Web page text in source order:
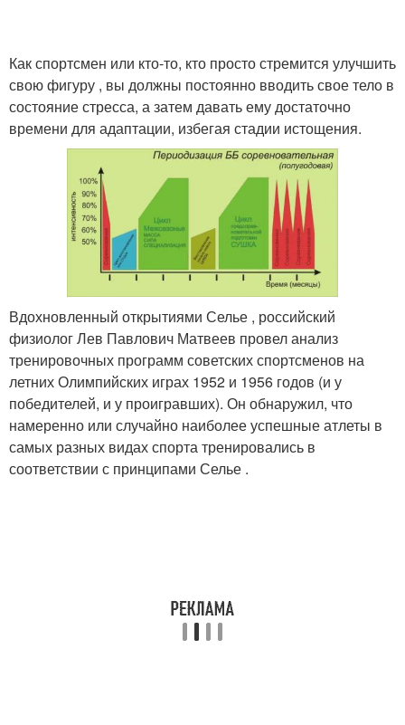
Как спортсмен или кто-то, кто просто стремится улучшить
свою фигуру , вы должны постоянно вводить свое тело в
состояние стресса, а затем давать ему достаточно
времени для адаптации, избегая стадии истощения.
Вдохновленный открытиями Селье , российский
физиолог Лев Павлович Матвеев провел анализ
тренировочных программ советских спортсменов на
летних Олимпийских играх 1952 и 1956 годов (и у
победителей, и у проигравших). Он обнаружил, что
намеренно или случайно наиболее успешные атлеты в
самых разных видах спорта тренировались в
соответствии с принципами Селье .